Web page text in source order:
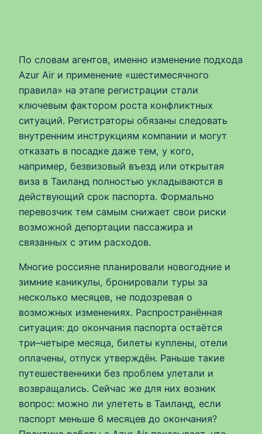
По словам агентов, именно изменение подхода
Azur Air и применение «шестимесячного
правила» на этапе регистрации стали
ключевым фактором роста конфликтных
ситуаций. Регистраторы обязаны следовать
внутренним инструкциям компании и могут
отказать в посадке даже тем, у кого,
например, безвизовый въезд или открытая
виза в Таиланд полностью укладываются в
действующий срок паспорта. Формально
перевозчик тем самым снижает свои риски
возможной депортации пассажира и
связанных с этим расходов.
Многие россияне планировали новогодние и
зимние каникулы, бронировали туры за
несколько месяцев, не подозревая о
возможных изменениях. Распространённая
ситуация: до окончания паспорта остаётся
три–четыре месяца, билеты куплены, отели
оплачены, отпуск утверждён. Раньше такие
путешественники без проблем улетали и
возвращались. Сейчас же для них возник
вопрос: можно ли улететь в Таиланд, если
паспорт меньше 6 месяцев до окончания?